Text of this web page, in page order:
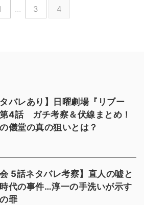
… 3 4
タバレあり】日曜劇場『リブー
第4話 ガチ考察＆伏線まとめ！
儀堂の真の狙いとは？
会 5話ネタバレ考察】直人の嘘と
代の事件…淳一の手洗いが示す
罪